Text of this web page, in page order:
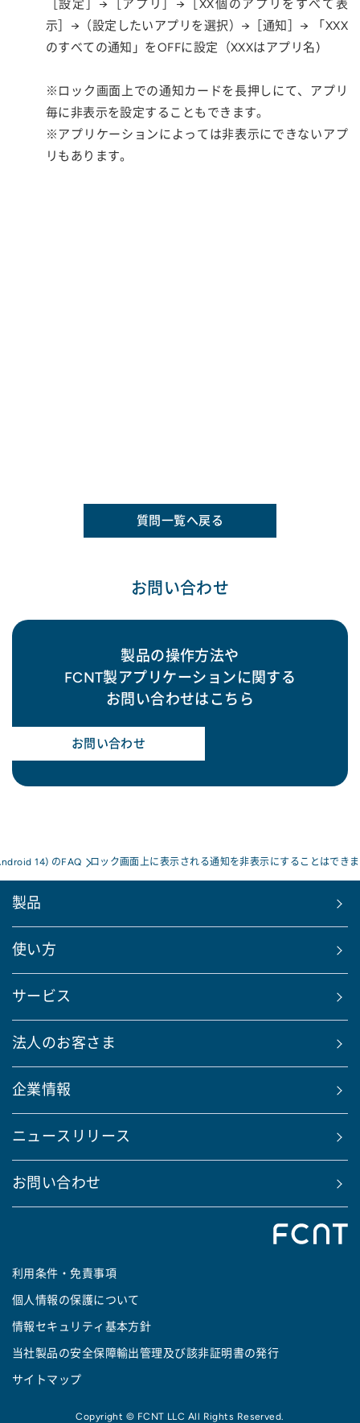
［設定］→［アプリ］→［XX個のアプリをすべて表
示］→（設定したいアプリを選択）→［通知］→ 「XXX
のすべての通知」をOFFに設定（XXXはアプリ名)
※ロック画面上での通知カードを長押しにて、アプリ
毎に非表示を設定することもできます。
※アプリケーションによっては非表示にできないアプ
リもあります。
質問一覧へ戻る
お問い合わせ
製品の操作方法や
FCNT製アプリケーションに関する
お問い合わせはこちら
お問い合わせ
14) のFAQ ロック画面上に表示される通知を非表示にすることはでき
製品
使い方
サービス
法人のお客さま
企業情報
ニュースリリース
お問い合わせ
利用条件・免責事項
個人情報の保護について
情報セキュリティ基本方針
当社製品の安全保障輸出管理及び該非証明書の発行
サイトマップ
Copyright © FCNT LLC All Rights Reserved.